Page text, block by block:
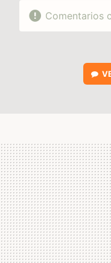
Comentarios